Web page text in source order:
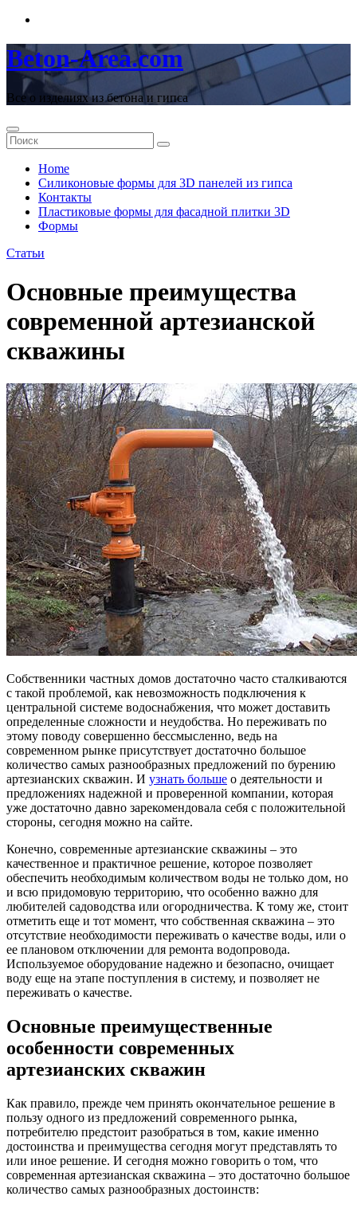
Перейти
содержимому
Beton-Area.com
Все о изделиях из бетона и гипса
Home
Cиликоновые формы для 3D панелей из гипса
Контакты
Пластиковые формы для фасадной плитки 3D
Формы
Статьи
Основные преимущества
современной артезианской
скважины
Собственники частных домов достаточно часто сталкиваются
с такой проблемой, как невозможность подключения к
центральной системе водоснабжения, что может доставить
определенные сложности и неудобства. Но переживать по
этому поводу совершенно бессмысленно, ведь на
современном рынке присутствует достаточно большое
количество самых разнообразных предложений по бурению
артезианских скважин. И узнать больше о деятельности и
предложениях надежной и проверенной компании, которая
уже достаточно давно зарекомендовала себя с положительной
стороны, сегодня можно на сайте.
Конечно, современные артезианские скважины – это
качественное и практичное решение, которое позволяет
обеспечить необходимым количеством воды не только дом, но
и всю придомовую территорию, что особенно важно для
любителей садоводства или огородничества. К тому же, стоит
отметить еще и тот момент, что собственная скважина – это
отсутствие необходимости переживать о качестве воды, или о
ее плановом отключении для ремонта водопровода.
Используемое оборудование надежно и безопасно, очищает
воду еще на этапе поступления в систему, и позволяет не
переживать о качестве.
Основные преимущественные
особенности современных
артезианских скважин
Как правило, прежде чем принять окончательное решение в
пользу одного из предложений современного рынка,
потребителю предстоит разобраться в том, какие именно
достоинства и преимущества сегодня могут представлять то
или иное решение. И сегодня можно говорить о том, что
современная артезианская скважина – это достаточно большое
количество самых разнообразных достоинств: